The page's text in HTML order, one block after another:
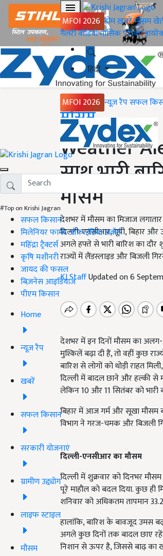
MFOI 2026 होमख़बरेंमौसम
गैलरीवीडियोमासिक पत्रिका
हिंदी
MFOI 2026 न्यूज़ रैपसफल
#Top on Krishi Jagran
सफल किसान
मिलेनियर फार्मर ऑफ इंडिया अवॉर्ड
महिंद्रा ट्रैक्टर्स
कृषि मशीनरी
जायद की फसल
बिज़नेस आइडियाज
पीएम किसान
Home
न्यूज़ रैप
खबरें
सफल किसान
सरकारी योजनाएं
ग्रामीण उद्द्योग
लाइफ स्टाइल
मौसम
Home
मौसम
Weather
साथ भारी
मौसम
देशभर में मौसम का मिजाज
दिल्ली-एनसीआर, यूपी, बिहार
अगले हफ्ते से भारी बारिश का
राज्यों में लैंडस्लाइड और बिजली
KJ StaffUpdated on 6
देशभर में इन दिनों मौसम का अलग-
मुश्किलें बढ़ा दी हैं, तो वहीं कुछ
बारिश से लोगों को थोड़ी राहत
दिल्ली में बादल छाने और हल्की से
लेकिन 10 और 11 सितंबर को भारी
बिहार में आज गर्म और सूखा मौसम
विभाग ने गरज-चमक और बिजली
दिल्ली-एनसीआर का मौसम
दिल्ली में शुक्रवार को दिनभर
पूरे माहौल को बदल दिया. कुछ ही
शनिवार को अधिकतम तापमान
हालांकि, बारिश के बावजूद उमस
अगले कुछ दिनों तक बादल छाए
निशान से ऊपर है, जिससे बाढ़ का